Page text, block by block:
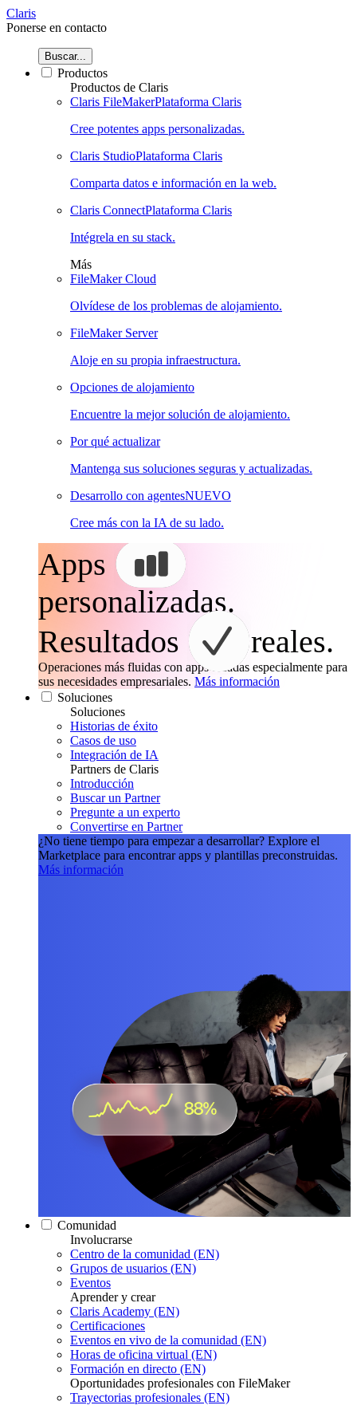
Claris
Ponerse en contacto
Buscar...
Productos
Productos de Claris
Claris FileMakerPlataforma Claris
Cree potentes apps personalizadas.
Claris StudioPlataforma Claris
Comparta datos e información en la web.
Claris ConnectPlataforma Claris
Intégrela en su stack.
Más
FileMaker Cloud
Olvídese de los problemas de alojamiento.
FileMaker Server
Aloje en su propia infraestructura.
Opciones de alojamiento
Encuentre la mejor solución de alojamiento.
Por qué actualizar
Mantenga sus soluciones seguras y actualizadas.
Desarrollo con agentesNUEVO
Cree más con la IA de su lado.
Apps
personalizadas.
Resultados
reales.
Operaciones más fluidas con apps creadas especialmente para
sus necesidades empresariales. Más información
Soluciones
Soluciones
Historias de éxito
Casos de uso
Integración de IA
Partners de Claris
Introducción
Buscar un Partner
Pregunte a un experto
Convertirse en Partner
¿No tiene tiempo para empezar a desarrollar? Explore el
Marketplace para encontrar apps y plantillas preconstruidas.
Más información
Comunidad
Involucrarse
Centro de la comunidad (EN)
Grupos de usuarios (EN)
Eventos
Aprender y crear
Claris Academy (EN)
Certificaciones
Eventos en vivo de la comunidad (EN)
Horas de oficina virtual (EN)
Formación en directo (EN)
Oportunidades profesionales con FileMaker
Trayectorias profesionales (EN)